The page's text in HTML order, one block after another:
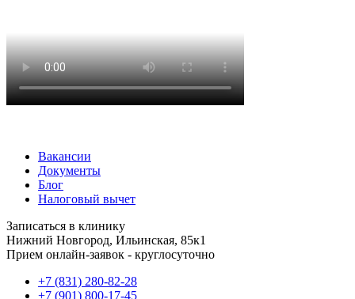
Вакансии
Документы
Блог
Налоговый вычет
Записаться в клинику
Нижний Новгород, Ильинская, 85к1
Прием онлайн-заявок - круглосуточно
+7 (831) 280-82-28
+7 (901) 800-17-45